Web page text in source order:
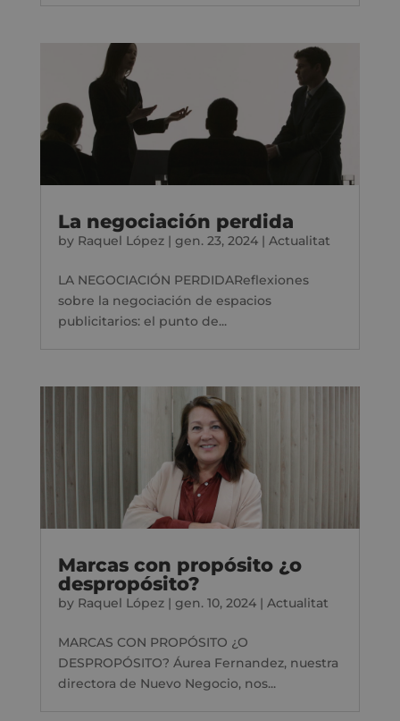
La negociación perdida
by Raquel López| gen. 23, 2024| Actualitat
LA NEGOCIACIÓN PERDIDAReflexiones
sobre la negociación de espacios
publicitarios: el punto de...
Marcas con propósito ¿o
despropósito?
by Raquel López| gen. 10, 2024| Actualitat
MARCAS CON PROPÓSITO ¿O
DESPROPÓSITO? Áurea Fernandez, nuestra
directora de Nuevo Negocio, nos...